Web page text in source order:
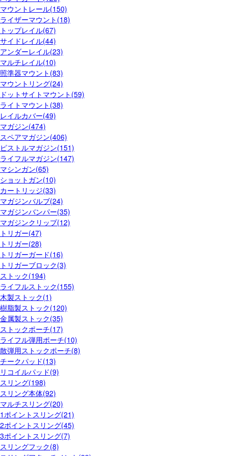
マウントレール(150)
ライザーマウント(18)
トップレイル(67)
サイドレイル(44)
アンダーレイル(23)
マルチレイル(10)
照準器マウント(83)
マウントリング(24)
ドットサイトマウント(59)
ライトマウント(38)
レイルカバー(49)
マガジン(474)
スペアマガジン(406)
ピストルマガジン(151)
ライフルマガジン(147)
マシンガン(65)
ショットガン(10)
カートリッジ(33)
マガジンバルブ(24)
マガジンバンパー(35)
マガジンクリップ(12)
トリガー(47)
トリガー(28)
トリガーガード(16)
トリガーブロック(3)
ストック(194)
ライフルストック(155)
木製ストック(1)
樹脂製ストック(120)
金属製ストック(35)
ストックポーチ(17)
ライフル弾用ポーチ(10)
散弾用ストックポーチ(8)
チークパッド(13)
リコイルパッド(9)
スリング(198)
スリング本体(92)
マルチスリング(20)
1ポイントスリング(21)
2ポイントスリング(45)
3ポイントスリング(7)
スリングフック(8)